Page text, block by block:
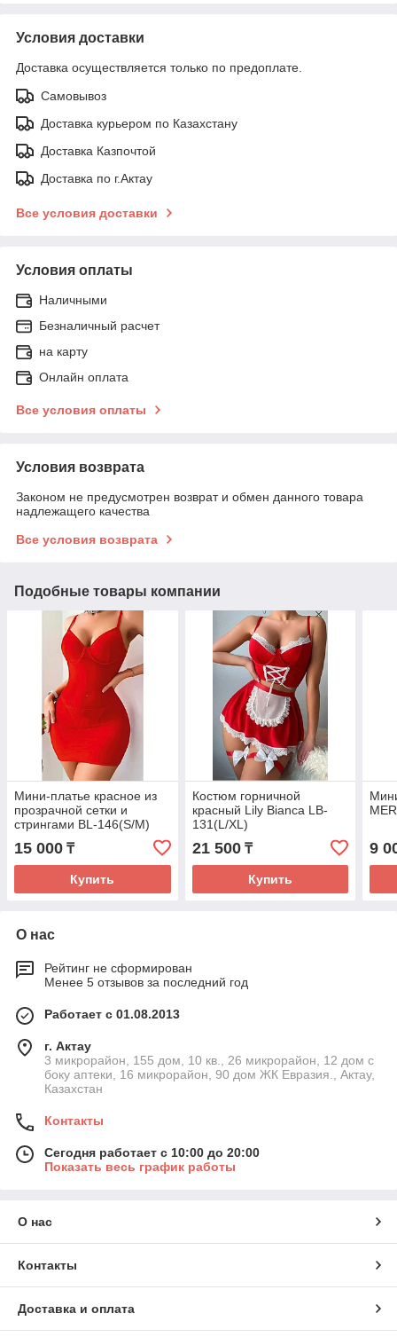
Условия доставки
Доставка осуществляется только по предоплате.
Самовывоз
Доставка курьером по Казахстану
Доставка Казпочтой
Доставка по г.Актау
Все условия доставки
Условия оплаты
Наличными
Безналичный расчет
на карту
Онлайн оплата
Все условия оплаты
Условия возврата
Законом не предусмотрен возврат и обмен данного товара
надлежащего качества
Все условия возврата
Подобные товары компании
Мини-платье красное из
прозрачной сетки и
стрингами BL-146(S/M)
Lily Bianca
15 000 ₸
Купить
Костюм горничной
красный Lily Bianca LB-
131(L/XL)
21 500₸
Купить
9
О нас
Рейтинг не сформирован
Менее 5 отзывов за последний год
Работает с 01.08.2013
г. Актау
3 микрорайон, 155 дом, 10 кв., 26 микрорайон, 12 дом с
боку аптеки, 16 микрорайон, 90 дом ЖК Евразия., Актау,
Казахстан
Контакты
Сегодня работает с 10:00 до 20:00
Показать весь график работы
О нас
Контакты
Доставка и оплата